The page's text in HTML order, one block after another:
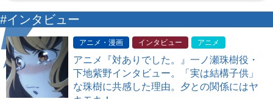
#インタビュー
アニメ・漫画 インタビュー アニメ
アニメ『対ありでした。』一ノ瀬珠樹役・
下地紫野インタビュー。「実は結構子供」
な珠樹に共感した理由。夕との関係にはヤ